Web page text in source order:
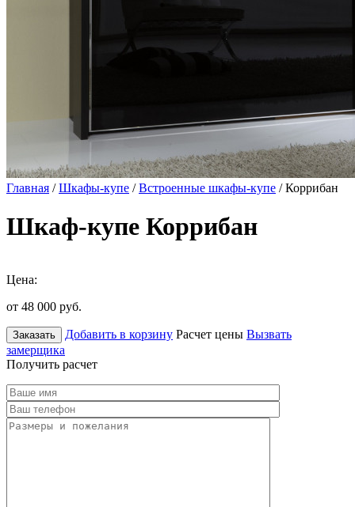
Главная /Шкафы-купе /Встроенные шкафы-купе / Коррибан
Шкаф-купе Коррибан
Цена:
от 48 000 руб.
Заказать Добавить в корзину Расчет цены Вызвать
замерщика
Получить расчет